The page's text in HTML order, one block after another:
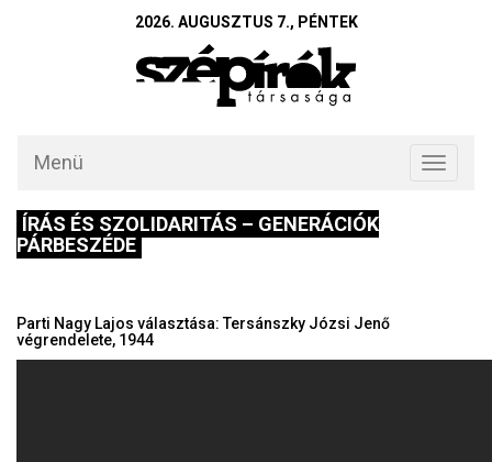
2026. AUGUSZTUS 7., PÉNTEK
Toggle
Menü
ÍRÁS ÉS SZOLIDARITÁS – GENERÁCIÓK
PÁRBESZÉDE
Parti Nagy Lajos választása: Tersánszky Józsi Jenő
végrendelete, 1944